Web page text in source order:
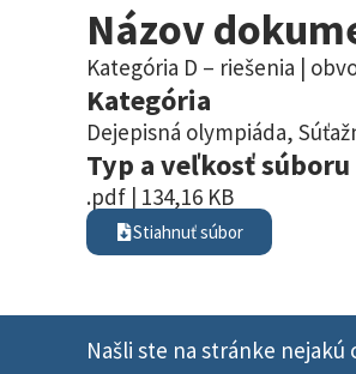
Názov
Kategória D – riešenia |
Kategória
Dejepisná olympiáda,
Typ a veľkosť súboru
.pdf | 134,16 KB
Stiahnuť súbor
Našli ste na stránke